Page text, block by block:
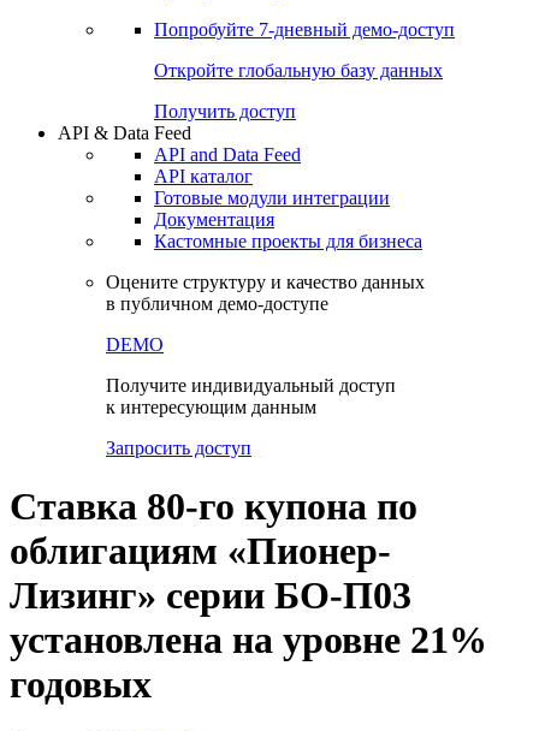
Попробуйте 7-дневный демо-доступ
Откройте глобальную базу данных
Получить доступ
API & Data Feed
API and Data Feed
API каталог
Готовые модули интеграции
Документация
Кастомные проекты для бизнеса
Оцените структуру и качество данных
в публичном демо-доступе
DEMO
Получите индивидуальный доступ
к интересующим данным
Запросить доступ
Ставка 80-го купона по
облигациям «Пионер-
Лизинг» серии БО-П03
установлена на уровне 21%
годовых